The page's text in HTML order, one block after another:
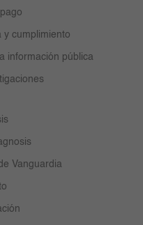
y cumplimiento
información pública
Vanguardia